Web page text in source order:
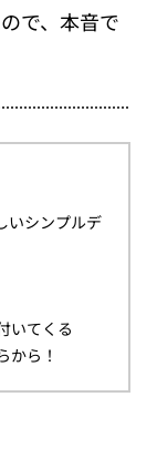
で、本音で
いシンプルデ
いてくる
から！